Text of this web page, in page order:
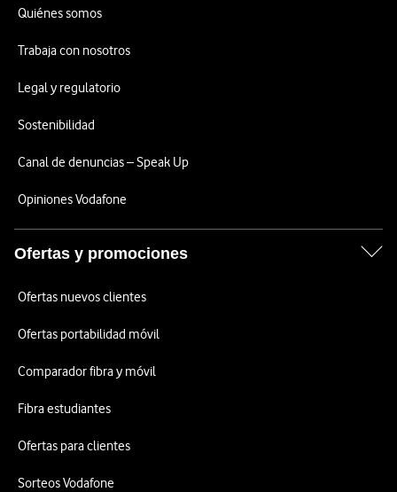
Quiénes somos
Trabaja con nosotros
Legal y regulatorio
Sostenibilidad
Canal de denuncias – Speak Up
Opiniones Vodafone
Ofertas y promociones
Ofertas nuevos clientes
Ofertas portabilidad móvil
Comparador fibra y móvil
Fibra estudiantes
Ofertas para clientes
Sorteos Vodafone